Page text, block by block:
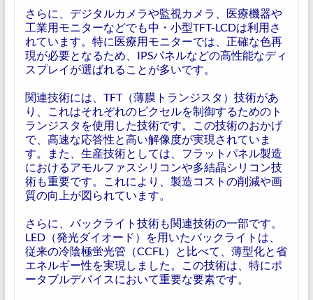
さらに、デジタルカメラや監視カメラ、医療機器や
工業用モニターなどでも中・小型TFT-LCDは利用さ
れています。特に医療用モニターでは、正確な色再
現が必要となるため、IPSパネルなどの高性能なディ
スプレイが選ばれることが多いです。
関連技術には、TFT（薄膜トランジスタ）技術があ
り、これはそれぞれのピクセルを制御するためのト
ランジスタを使用した技術です。この技術のおかげ
で、高速な応答性と高い解像度が実現されていま
す。また、生産技術としては、フラットパネル製造
におけるアモルファスシリコンや多結晶シリコン技
術も重要です。これにより、製造コストの削減や画
質の向上が図られています。
さらに、バックライト技術も関連技術の一部です。
LED（発光ダイオード）を用いたバックライトは、
従来の冷陰極蛍光管（CCFL）と比べて、薄型化と省
エネルギー性を実現しました。この技術は、特にポ
ータブルデバイスにおいて重要な要素です。